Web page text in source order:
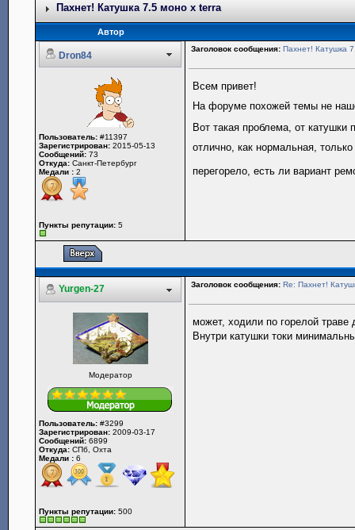
Пахнет! Катушка 7.5 моно x terra
Автор
Dron84
Заголовок сообщения: Пахнет! Катушка
Пользователь: #11397
Зарегистрирован: 2015-05-13
Сообщений: 73
Откуда: Санкт-Петербург
Медали : 2
Пункты репутации: 5
Всем привет!
На форуме похожей темы не
Вот такая проблема, от катушки
отлично, как нормальная,
перегорело, есть ли вариант
Yurgen-27 Заголовок сообщения: Re: Пахнет!
Модератор
Пользователь: #3299
Зарегистрирован: 2009-03-17
Сообщений: 6899
Откуда: СПб, Охта
Медали : 6
Пункты репутации: 500
может, ходили по горелой траве
Внутри катушки токи